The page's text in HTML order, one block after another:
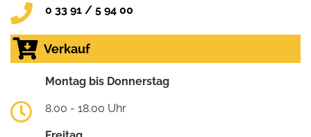
0 33 91 / 5 94 00
Verkauf
Montag bis Donnerstag
8.00 - 18.00 Uhr